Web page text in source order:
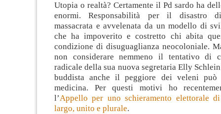
Utopia o realtà? Certamente il Pd sardo ha
enormi. Responsabilità per il disastro
massacrata e avvelenata da un modello di
che ha impoverito e costretto chi abita
condizione di disuguaglianza neocoloniale.
non considerare nemmeno il tentativo di
radicale della sua nuova segretaria Elly
buddista anche il peggiore dei veleni può
medicina. Per questi motivi ho
l’Appello per uno schieramento elettorale
largo, unito e plurale.